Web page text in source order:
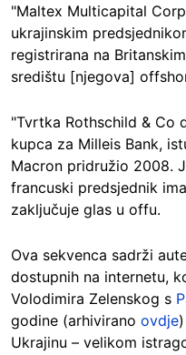
"Maltex Multicapital
ukrajinskim
registrirana na
središtu [njegova]
"Tvrtka Rothschild & Co
kupca za Milleis Bank,
Macron pridružio 2008.
francuski predsjednik
zaključuje glas u offu.
Ova sekvenca sadrži
dostupnih na internetu,
Volodimira Zelenskog s
godine (arhivirano ovdje
Ukrajinu – velikom